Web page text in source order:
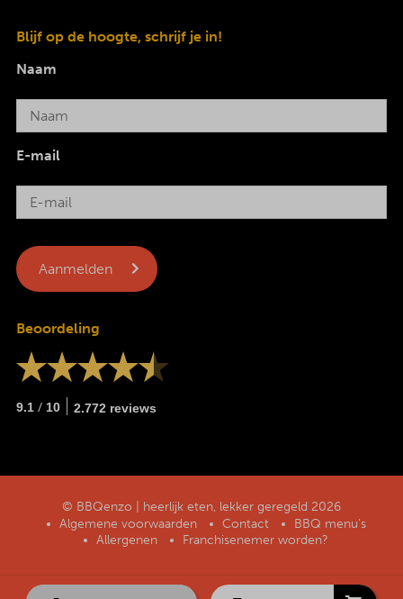
Blijf op de hoogte, schrijf je in!
Naam
E-mail
Beoordeling
9.1 / 10 2.772 reviews
© BBQenzo | heerlijk eten, lekker geregeld 2026
Algemene voorwaarden
Contact
BBQ menu’s
Allergenen
Franchisenemer worden?